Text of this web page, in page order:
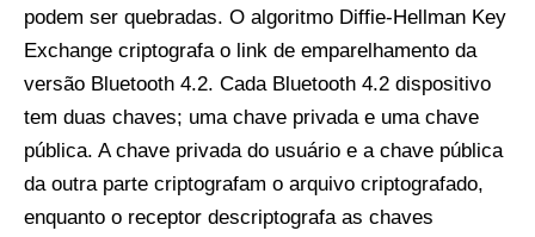
podem ser quebradas. O algoritmo Diffie-Hellman Key
Exchange criptografa o link de emparelhamento da
versão Bluetooth 4.2. Cada Bluetooth 4.2 dispositivo
tem duas chaves; uma chave privada e uma chave
pública. A chave privada do usuário e a chave pública
da outra parte criptografam o arquivo criptografado,
enquanto o receptor descriptografa as chaves